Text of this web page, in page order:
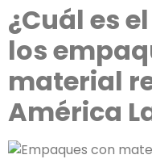
¿Cuál es
los
material
América